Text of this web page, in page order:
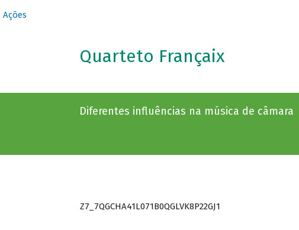
Ações
Quarteto Françaix
Diferentes influências na música de câmara
Z7_7QGCHA41L071B0QGLVK8P22GJ1